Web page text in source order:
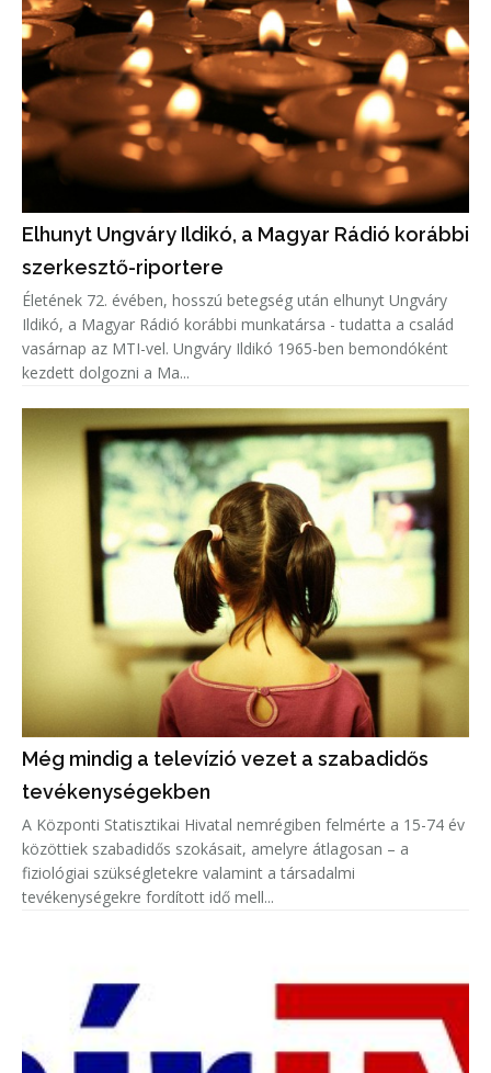
Elhunyt Ungváry Ildikó, a Magyar Rádió korábbi
szerkesztő-riportere
Életének 72. évében, hosszú betegség után elhunyt Ungváry
Ildikó, a Magyar Rádió korábbi munkatársa - tudatta a család
vasárnap az MTI-vel. Ungváry Ildikó 1965-ben bemondóként
kezdett dolgozni a Ma...
Még mindig a televízió vezet a szabadidős
tevékenységekben
A Központi Statisztikai Hivatal nemrégiben felmérte a 15-74 év
közöttiek szabadidős szokásait, amelyre átlagosan – a
fiziológiai szükségletekre valamint a társadalmi
tevékenységekre fordított idő mell...